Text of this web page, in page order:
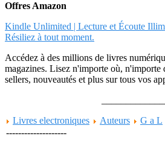
Offres Amazon
Kindle Unlimited | Lecture et Écoute
Résiliez à tout moment.
Accédez à des millions de livres
magazines. Lisez n'importe où, n'importe
sellers, nouveautés et plus sur tous vos
Livres electroniques
Auteurs G a L
--------------------